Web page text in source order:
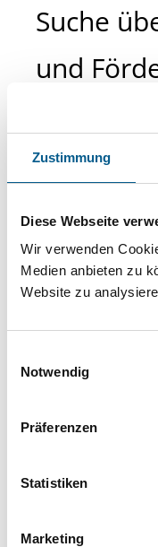
Zustimmung
Diese Webseite
Wir verwenden
Medien anbieten zu
Website zu
Notwendig
Präferenzen
Statistiken
Marketing
Suche
und
Sie suchen
Projekt oder ein
direkt über
Suche bitte die
beachten.
Bitte
können durch